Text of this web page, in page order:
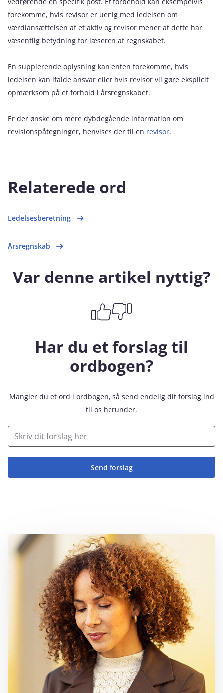
forekomme, hvis revisor er uenig med ledelsen om
værdiansættelsen af et aktiv og revisor mener at dette har
væsentlig betydning for læseren af regnskabet.
En supplerende oplysning kan enten forekomme, hvis
ledelsen kan ifalde ansvar eller hvis revisor vil gøre eksplicit
opmærksom på et forhold i årsregnskabet.
Er der ønske om mere dybdegående information om
revisionspåtegninger, henvises der til en revisor.
Relaterede ord
Ledelsesberetning
Årsregnskab
Var denne artikel nyttig?
Har du et forslag til
ordbogen?
Mangler du et ord i ordbogen, så send endelig dit forslag ind
til os herunder.